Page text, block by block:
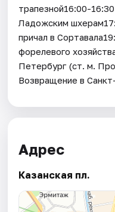
трапезной16:00-
Ладожским
причал в
форелевого
Петербург (ст. м.
Возвращение в
Адрес
Казанская пл.